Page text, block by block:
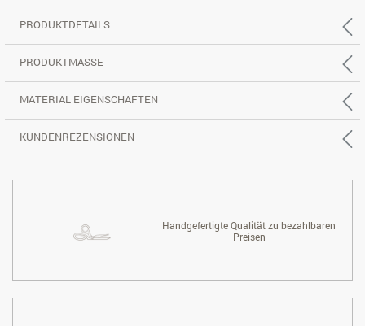
PRODUKTDETAILS
PRODUKTMASSE
MATERIAL EIGENSCHAFTEN
KUNDENREZENSIONEN
Handgefertigte Qualität zu bezahlbaren
Preisen